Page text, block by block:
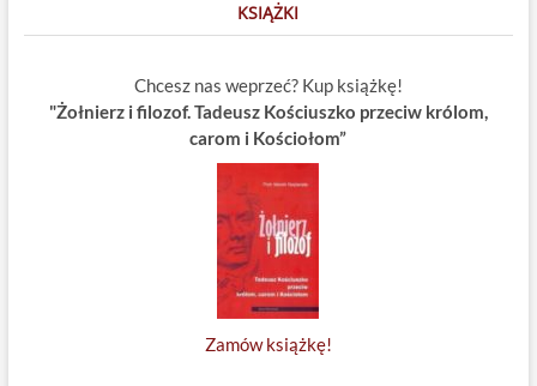
KSIĄŻKI
Chcesz nas weprzeć? Kup książkę!
"Żołnierz i filozof. Tadeusz Kościuszko przeciw królom,
carom i Kościołom”
Zamów książkę!